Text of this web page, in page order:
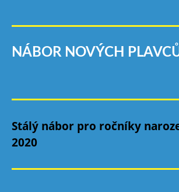
NÁBOR NOVÝCH
Stálý nábor pro ročníky
2020